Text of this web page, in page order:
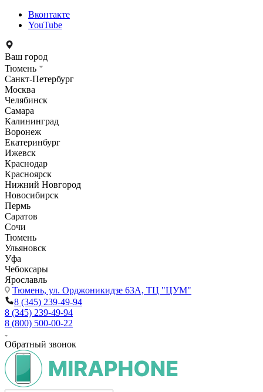
Вконтакте
YouTube
Ваш город
Тюмень
Санкт-Петербург
Москва
Челябинск
Самара
Калининград
Воронеж
Екатеринбург
Ижевск
Краснодар
Красноярск
Нижний Новгород
Новосибирск
Пермь
Саратов
Сочи
Тюмень
Ульяновск
Уфа
Чебоксары
Ярославль
Тюмень, ул. Орджоникидзе 63А, ТЦ "ЦУМ"
8 (345) 239-49-94
8 (345) 239-49-94
8 (800) 500-00-22
Обратный звонок